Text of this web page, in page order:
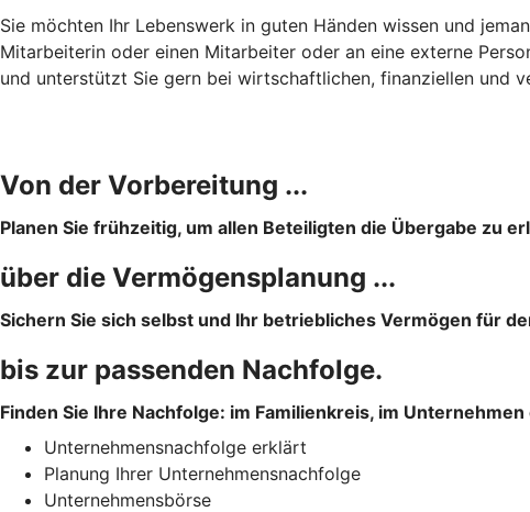
Sie möchten Ihr Lebenswerk in guten Händen wissen und
Mitarbeiterin oder einen Mitarbeiter oder an eine externe
und unterstützt Sie gern bei wirtschaftlichen, finanziellen und
Von der Vorbereitung ...
Planen Sie frühzeitig, um allen Beteiligten die Übergabe zu
über die Vermögensplanung ...
Sichern Sie sich selbst und Ihr betriebliches Vermögen für
bis zur passenden Nachfolge.
Finden Sie Ihre Nachfolge: im Familienkreis, im
Unternehmensnachfolge erklärt
Planung Ihrer Unternehmensnachfolge
Unternehmensbörse